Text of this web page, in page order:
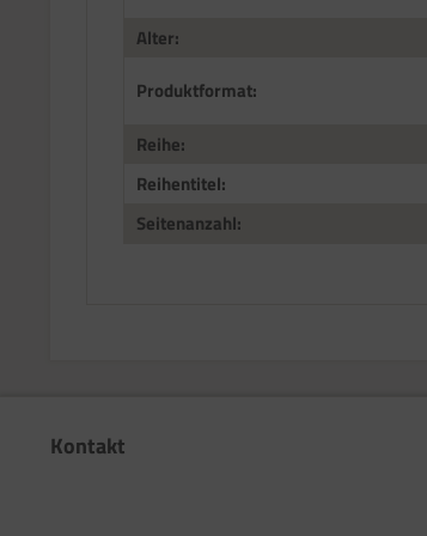
Alter:
Produktformat:
Reihe:
Reihentitel:
Seitenanzahl:
Kontakt